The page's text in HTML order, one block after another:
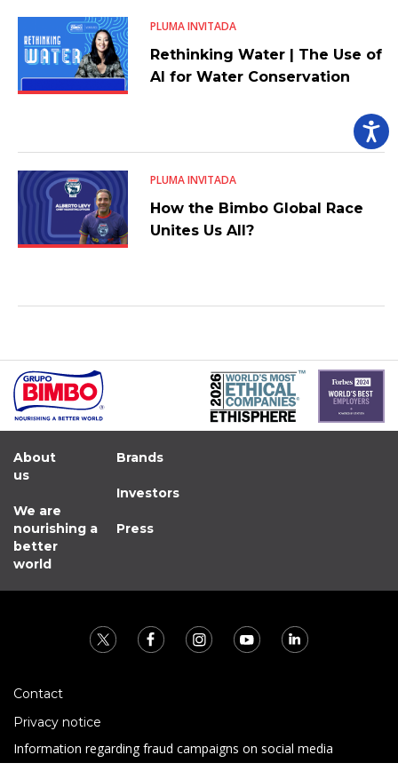
PLUMA INVITADA
Rethinking Water | The Use of
AI for Water Conservation
PLUMA INVITADA
How the Bimbo Global Race
Unites Us All?
About
us
We are
nourishing a
better
world
Brands
Investors
Press
Contact
Privacy notice
Information regarding fraud campaigns on social media